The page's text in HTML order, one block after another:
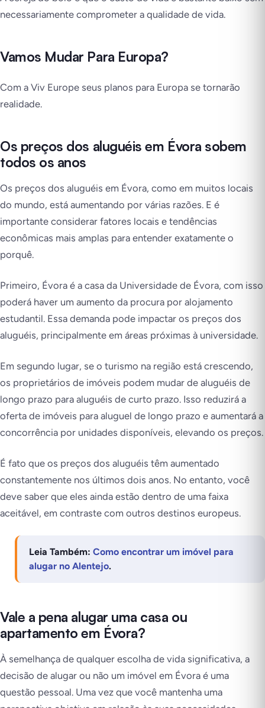
necessariamente comprometer a qualidade de vida.
Vamos Mudar Para Europa?
Com a Viv Europe seus planos para Europa se tornarão
realidade.
Os preços dos aluguéis em Évora sobem
todos os anos
Os preços dos aluguéis em Évora, como em muitos locais
do mundo, está aumentando por várias razões. E é
importante considerar fatores locais e tendências
econômicas mais amplas para entender exatamente o
porquê.
Primeiro, Évora é a casa da Universidade de Évora, com isso
poderá haver um aumento da procura por alojamento
estudantil. Essa demanda pode impactar os preços dos
aluguéis, principalmente em áreas próximas à universidade.
Em segundo lugar, se o turismo na região está crescendo,
os proprietários de imóveis podem mudar de aluguéis de
longo prazo para aluguéis de curto prazo. Isso reduzirá a
oferta de imóveis para aluguel de longo prazo e aumentará a
concorrência por unidades disponíveis, elevando os preços.
É fato que os preços dos aluguéis têm aumentado
constantemente nos últimos dois anos. No entanto, você
deve saber que eles ainda estão dentro de uma faixa
aceitável, em contraste com outros destinos europeus.
Leia Também: Como encontrar um imóvel para
alugar no Alentejo.
Vale a pena alugar uma casa ou
apartamento em Évora?
À semelhança de qualquer escolha de vida significativa, a
decisão de alugar ou não um imóvel em Évora é uma
questão pessoal. Uma vez que você mantenha uma